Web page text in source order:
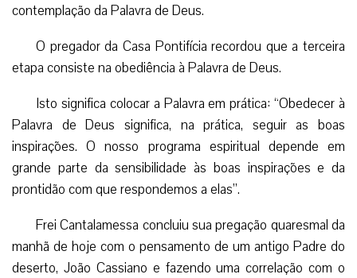
contemplação da Palavra de Deus.
O pregador da Casa Pontifícia recordou que a terceira
etapa consiste na obediência à Palavra de Deus.
Isto significa colocar a Palavra em prática: “Obedecer à
Palavra de Deus significa, na prática, seguir as boas
inspirações. O nosso programa espiritual depende em
grande parte da sensibilidade às boas inspirações e da
prontidão com que respondemos a elas”.
Frei Cantalamessa concluiu sua pregação quaresmal da
manhã de hoje com o pensamento de um antigo Padre do
deserto, João Cassiano e fazendo uma correlação com o